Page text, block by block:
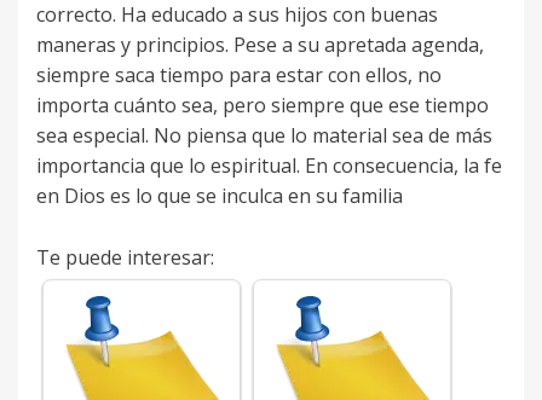
correcto. Ha educado a sus hijos con buenas
maneras y principios. Pese a su apretada agenda,
siempre saca tiempo para estar con ellos, no
importa cuánto sea, pero siempre que ese tiempo
sea especial. No piensa que lo material sea de más
importancia que lo espiritual. En consecuencia, la fe
en Dios es lo que se inculca en su familia
Te puede interesar: